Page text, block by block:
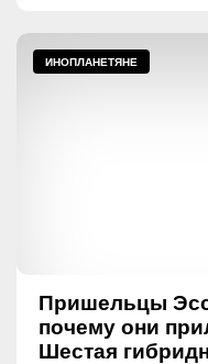
ИНОПЛАНЕТЯНЕ
Пришельцы
почему они
Шестая